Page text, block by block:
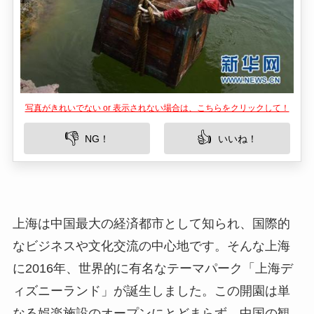
写真がきれいでない or 表示されない場合は、こちらをクリックして！
👎 NG！ 👍 いいね！
上海は中国最大の経済都市として知られ、国際的
なビジネスや文化交流の中心地です。そんな上海
に2016年、世界的に有名なテーマパーク「上海デ
ィズニーランド」が誕生しました。この開園は単